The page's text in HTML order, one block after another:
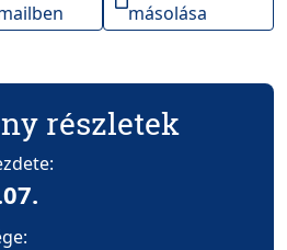
másolása
részletek